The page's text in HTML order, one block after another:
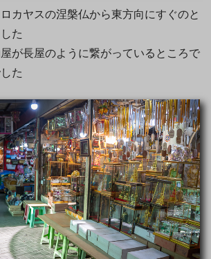
カヤスの涅槃仏から東方向にすぐのと
た
が長屋のように繋がっているところで
た